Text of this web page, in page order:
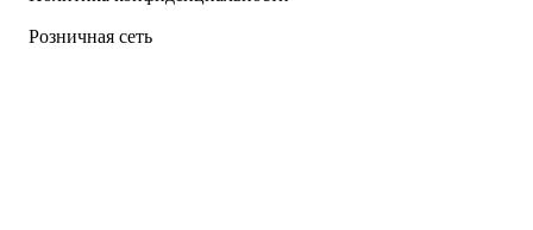
Розничная сеть